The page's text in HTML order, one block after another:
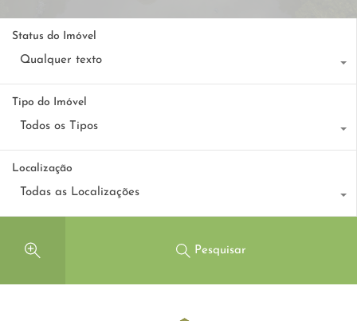
Status do Imóvel
Qualquer texto
Tipo do Imóvel
Todos os Tipos
Localização
Todas as Localizações
Pesquisar